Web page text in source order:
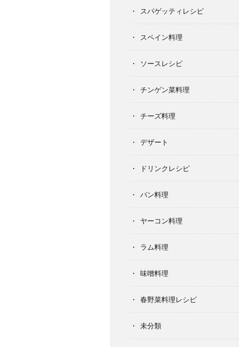
スパゲッティレシピ
スペイン料理
ソースレシピ
チンゲン菜料理
チーズ料理
デザート
ドリンクレシピ
パン料理
ヤーコン料理
ラム料理
味噌料理
春野菜料理レシピ
未分類